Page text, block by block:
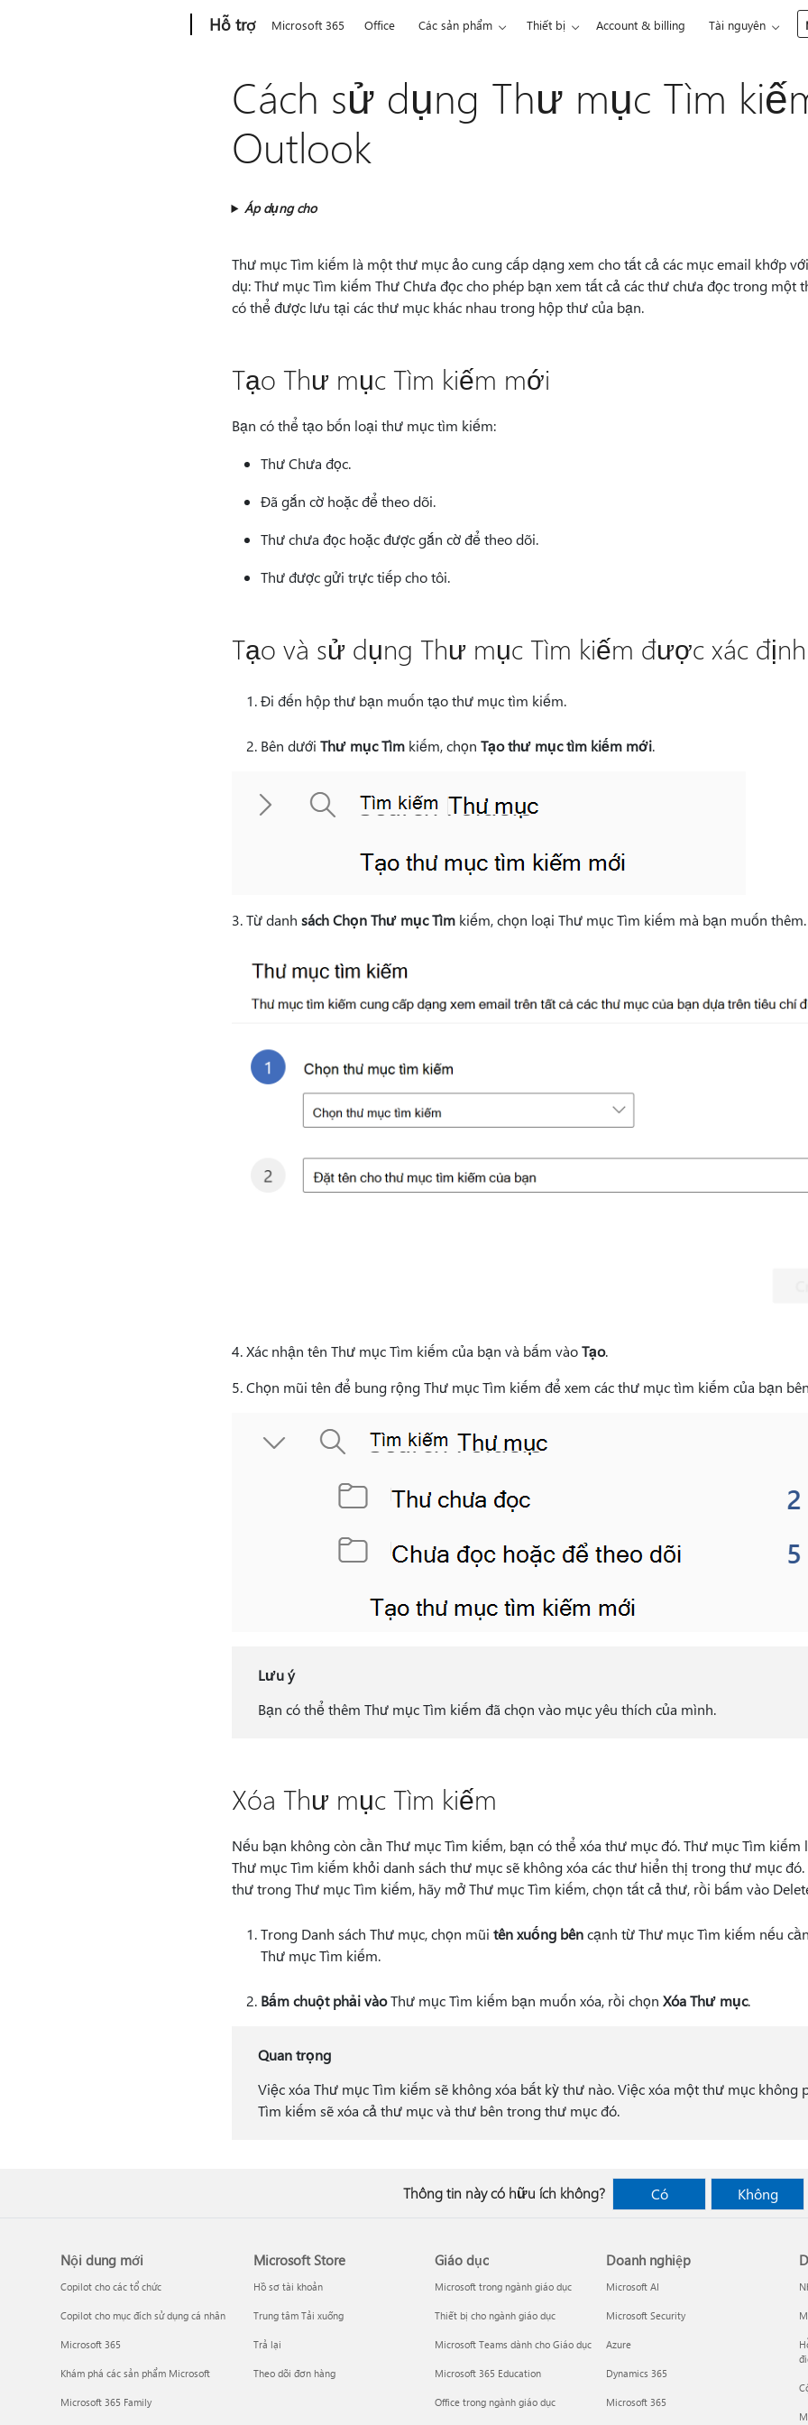
Hỗ trợ Microsoft 365 Office Các sản phẩm Thiết bị Account & billing Tài nguyên
Cách sử dụng Thư mục Tìm
Outlook
Áp dụng cho
Thư mục Tìm kiếm là một thư mục ảo cung cấp dạng xem cho tất cả các mục email khớp
dụ: Thư mục Tìm kiếm Thư Chưa đọc cho phép bạn xem tất cả các thư chưa đọc trong một
có thể được lưu tại các thư mục khác nhau trong hộp thư của bạn.
Tạo Thư mục Tìm kiếm mới
Bạn có thể tạo bốn loại thư mục tìm kiếm:
Thư Chưa đọc.
Đã gắn cờ hoặc để theo dõi.
Thư chưa đọc hoặc được gắn cờ để theo dõi.
Thư được gửi trực tiếp cho tôi.
Tạo và sử dụng Thư mục Tìm kiếm được xác
Đi đến hộp thư bạn muốn tạo thư mục tìm kiếm.
Bên dưới Thư mục Tìmkiếm, chọn Tạo thư mục tìm kiếm mới.
3. Từ danh sách Chọn Thư mục Tìmkiếm, chọn loại Thư mục Tìm kiếm mà bạn muốn
4. Xác nhận tên Thư mục Tìm kiếm của bạn và bấm vàoTạo.
5. Chọn mũi tên để bung rộng Thư mục Tìm kiếm để xem các thư mục tìm kiếm của bạn
Lưu ý
Bạn có thể thêm Thư mục Tìm kiếm đã chọn vào mục yêu thích của mình.
Xóa Thư mục Tìm kiếm
Nếu bạn không còn cần Thư mục Tìm kiếm, bạn có thể xóa thư mục đó. Thư mục Tìm kiếm
Thư mục Tìm kiếm khỏi danh sách thư mục sẽ không xóa các thư hiển thị trong thư mục
thư trong Thư mục Tìm kiếm, hãy mở Thư mục Tìm kiếm, chọn tất cả thư, rồi bấm vào
Trong Danh sách Thư mục, chọn mũi tên xuống bêncạnh từ Thư mục Tìm kiếm nếu
Thư mục Tìm kiếm.
Bấm chuột phải vàoThư mục Tìm kiếm bạn muốn xóa, rồi chọn Xóa Thư mục.
Quan trọng
Việc xóa Thư mục Tìm kiếm sẽ không xóa bất kỳ thư nào. Việc xóa một thư mục không
Tìm kiếm sẽ xóa cả thư mục và thư bên trong thư mục đó.
Thông tin này có hữu ích không? Có Không
Nội dung mới
Copilot cho các tổ chức
Copilot cho mục đích sử dụng cá nhân
Microsoft 365
Khám phá các sản phẩm Microsoft
Microsoft 365 Family
Microsoft Store
Hồ sơ tài khoản
Trung tâm Tải xuống
Trả lại
Theo dõi đơn hàng
Giáo dục
Microsoft trong ngành giáo dục
Thiết bị cho ngành giáo dục
Microsoft Teams dành cho Giáo dục
Microsoft 365 Education
Office trong ngành giáo dục
Doanh nghiệp
Microsoft AI
Microsoft Security
Azure
Dynamics 365
Microsoft 365